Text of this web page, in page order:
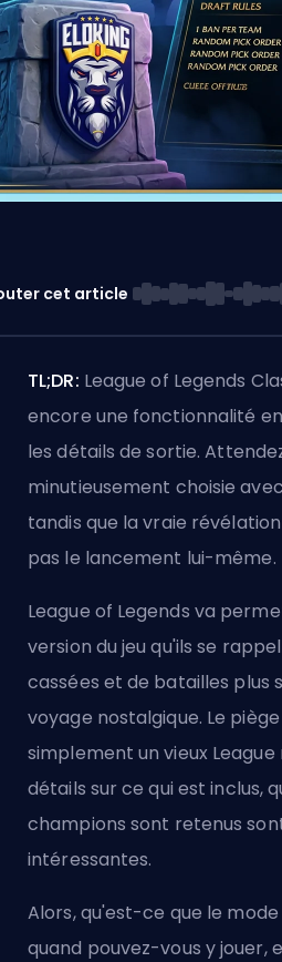
cet article
TL;DR: League of Legends
encore une fonctionnalité
les détails de sortie.
minutieusement choisie
tandis que la vraie
pas le lancement lui-même.
League of Legends va
version du jeu qu'ils se
cassées et de batailles plus
voyage nostalgique. Le
simplement un vieux
détails sur ce qui est inclus,
champions sont retenus
intéressantes.
Alors, qu'est-ce que le
quand pouvez-vous y jouer,